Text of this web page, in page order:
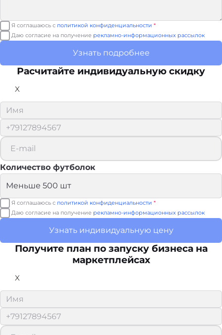
Я соглашаюсь с политикой конфиденциальности *
Даю согласие на получение рекламно-информационных рассылок
Узнать подробнее
Расчитайте индивидуальную скидку
X
Количество футболок
Я соглашаюсь с политикой конфиденциальности *
Даю согласие на получение рекламно-информационных рассылок
Узнать индивидуальную цену
Получите план по запуску бизнеса на
маркетплейсах
X